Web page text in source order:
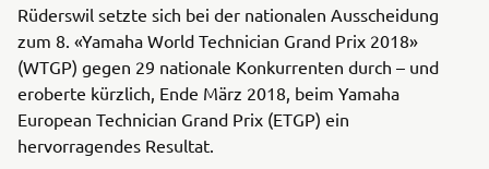
Rüderswil setzte sich bei der nationalen Ausscheidung
zum 8. «Yamaha World Technician Grand Prix 2018»
(WTGP) gegen 29 nationale Konkurrenten durch – und
eroberte kürzlich, Ende März 2018, beim Yamaha
European Technician Grand Prix (ETGP) ein
hervorragendes Resultat.